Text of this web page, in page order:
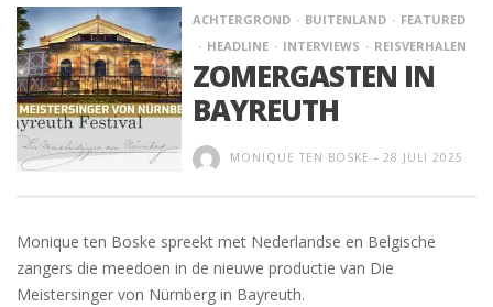
ACHTERGROND BUITENLAND
FEATURED
HEADLINE
INTERVIEWS REISVERHALEN
ZOMERGASTEN IN
BAYREUTH
MONIQUE TEN BOSKE - 28 JULI 2025
Monique ten Boske spreekt met Nederlandse en Belgische
zangers die meedoen in de nieuwe productie van Die
Meistersinger von Nürnberg in Bayreuth.